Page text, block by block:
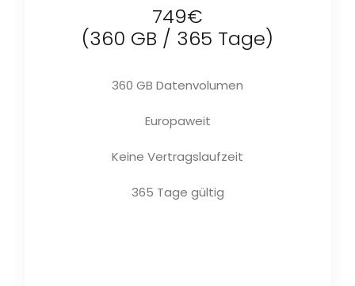
749€
(360 GB / 365 Tage)
360 GB Datenvolumen
Europaweit
Keine Vertragslaufzeit
365 Tage gültig